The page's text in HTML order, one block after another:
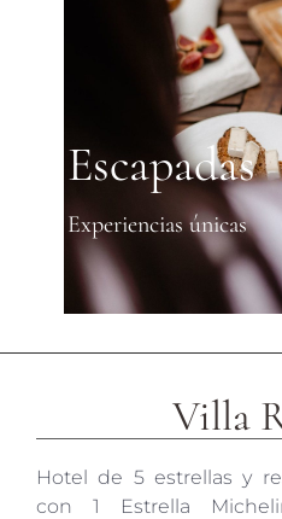
Escapadas
Experiencias únicas
Villa
Hotel de 5 estrellas y
con 1 Estrella